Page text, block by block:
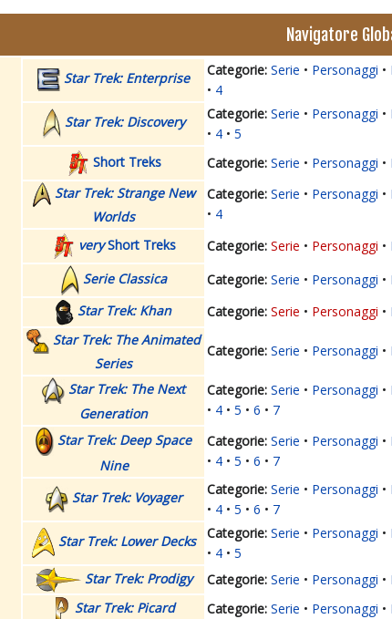
Navigatore
Star Trek: Enterprise Serie Personaggi
4
Star Trek: Discovery
Serie Personaggi
4
5
Short Treks
Serie Personaggi
Star Trek: Strange New
Worlds
Serie Personaggi
4
veryShort Treks Serie Personaggi
Serie Classica
Serie Personaggi
Star Trek: Khan
Serie Personaggi
Star Trek: The Animated
Series
Serie Personaggi
Star Trek: The Next
Generation
Serie Personaggi
4
5 6
7
Star Trek: Deep Space
Nine
Serie Personaggi
4
5 6 7
Star Trek: Voyager Serie Personaggi
4
5 6
7
Star Trek: Lower Decks
Serie Personaggi
4
5
Star Trek: Prodigy
Serie Personaggi
Star Trek: Picard
Serie Personaggi